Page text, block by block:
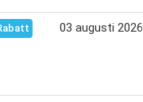
03 augusti 2026